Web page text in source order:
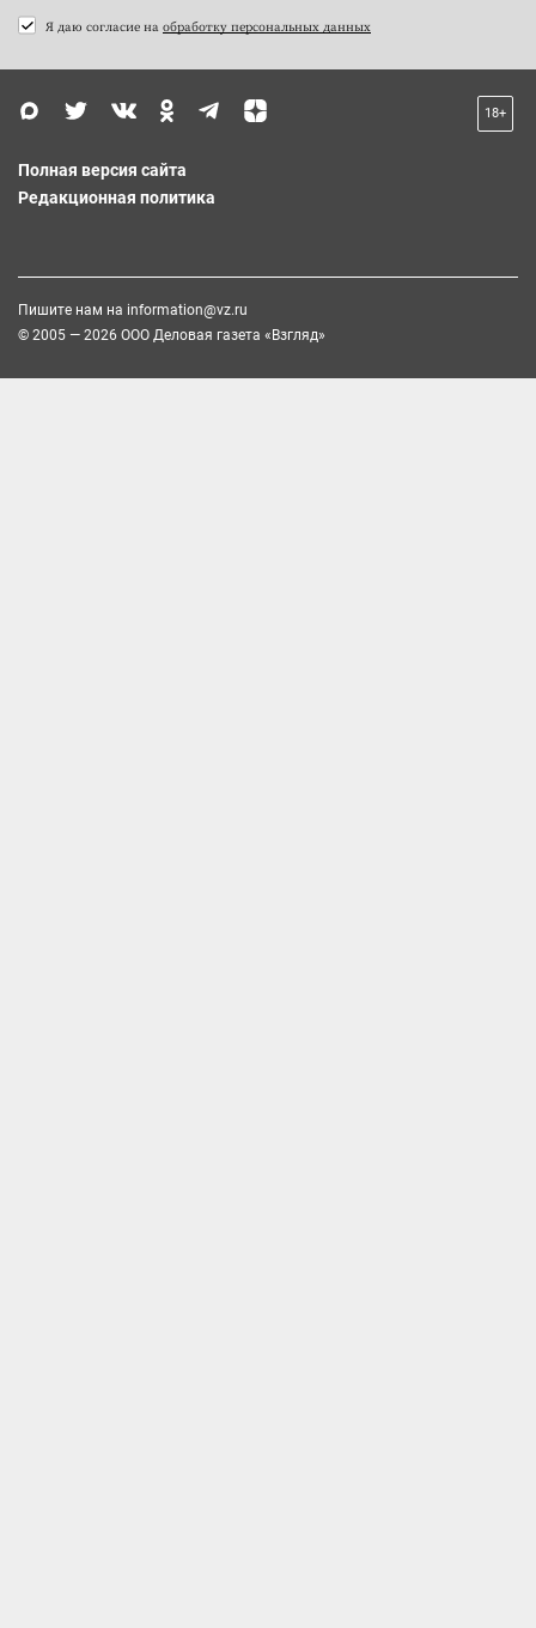
Я даю согласие на обработку персональных данных
18+
Полная версия сайта
Редакционная политика
Пишите нам на information@vz.ru
© 2005 — 2026 ООО Деловая газета «Взгляд»